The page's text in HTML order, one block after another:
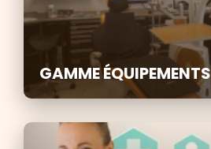
GAMME ÉQUIPEMENTS